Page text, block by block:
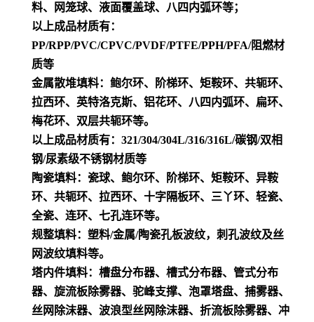
料、网笼球、液面覆盖球、八四内弧环等；
以上成品材质有：
PP/RPP/PVC/CPVC/PVDF/PTFE/PPH/PFA/阻燃材
质等
金属散堆填料：鲍尔环、阶梯环、矩鞍环、共轭环、
拉西环、英特洛克斯、铝花环、八四内弧环、扁环、
梅花环、双层共轭环等。
以上成品材质有：321/304/304L/316/316L/碳钢/双相
钢/尿素级不锈钢材质等
陶瓷填料：瓷球、鲍尔环、阶梯环、矩鞍环、异鞍
环、共轭环、拉西环、十字隔板环、三丫环、轻瓷、
全瓷、连环、七孔连环等。
规整填料：塑料/金属/陶瓷孔板波纹，刺孔波纹及丝
网波纹填料等。
塔内件填料：槽盘分布器、槽式分布器、管式分布
器、旋流板除雾器、驼峰支撑、泡罩塔盘、捕雾器、
丝网除沫器、波浪型丝网除沫器、折流板除雾器、冲